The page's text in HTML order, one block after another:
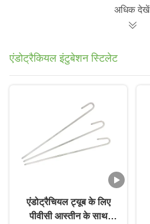
अधिक देखें
एंडोट्रैकियल इंटुबेशन स्टिलेट
एंडोट्रैचियल ट्यूब के लिए
पीवीसी आस्तीन के साथ